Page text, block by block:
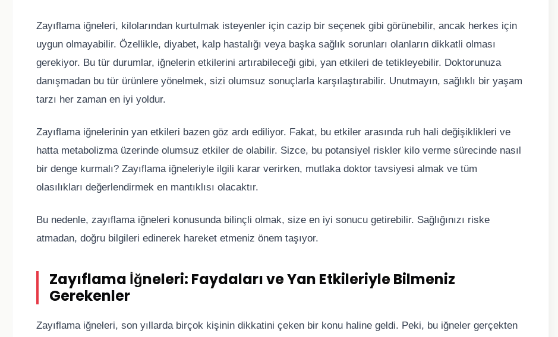
Zayıflama iğneleri, kilolarından kurtulmak isteyenler için cazip bir seçenek gibi görünebilir, ancak herkes için
uygun olmayabilir. Özellikle, diyabet, kalp hastalığı veya başka sağlık sorunları olanların dikkatli olması
gerekiyor. Bu tür durumlar, iğnelerin etkilerini artırabileceği gibi, yan etkileri de tetikleyebilir. Doktorunuza
danışmadan bu tür ürünlere yönelmek, sizi olumsuz sonuçlarla karşılaştırabilir. Unutmayın, sağlıklı bir yaşam
tarzı her zaman en iyi yoldur.
Zayıflama iğnelerinin yan etkileri bazen göz ardı ediliyor. Fakat, bu etkiler arasında ruh hali değişiklikleri ve
hatta metabolizma üzerinde olumsuz etkiler de olabilir. Sizce, bu potansiyel riskler kilo verme sürecinde nasıl
bir denge kurmalı? Zayıflama iğneleriyle ilgili karar verirken, mutlaka doktor tavsiyesi almak ve tüm
olasılıkları değerlendirmek en mantıklısı olacaktır.
Bu nedenle, zayıflama iğneleri konusunda bilinçli olmak, size en iyi sonucu getirebilir. Sağlığınızı riske
atmadan, doğru bilgileri edinerek hareket etmeniz önem taşıyor.
Zayıflama İğneleri: Faydaları ve Yan Etkileriyle Bilmeniz
Gerekenler
Zayıflama iğneleri, son yıllarda birçok kişinin dikkatini çeken bir konu haline geldi. Peki, bu iğneler gerçekten